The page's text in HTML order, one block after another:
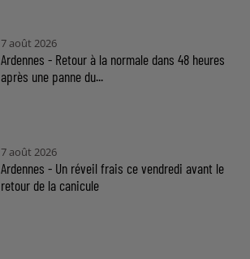
7 août 2026
Ardennes - Retour à la normale dans 48 heures
après une panne du...
7 août 2026
Ardennes - Un réveil frais ce vendredi avant le
retour de la canicule